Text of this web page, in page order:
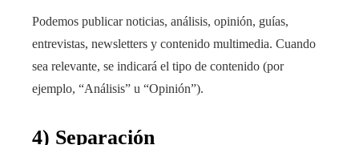
Podemos publicar noticias, análisis, opinión, guías,
entrevistas, newsletters y contenido multimedia. Cuando
sea relevante, se indicará el tipo de contenido (por
ejemplo, “Análisis” u “Opinión”).
4) Separación